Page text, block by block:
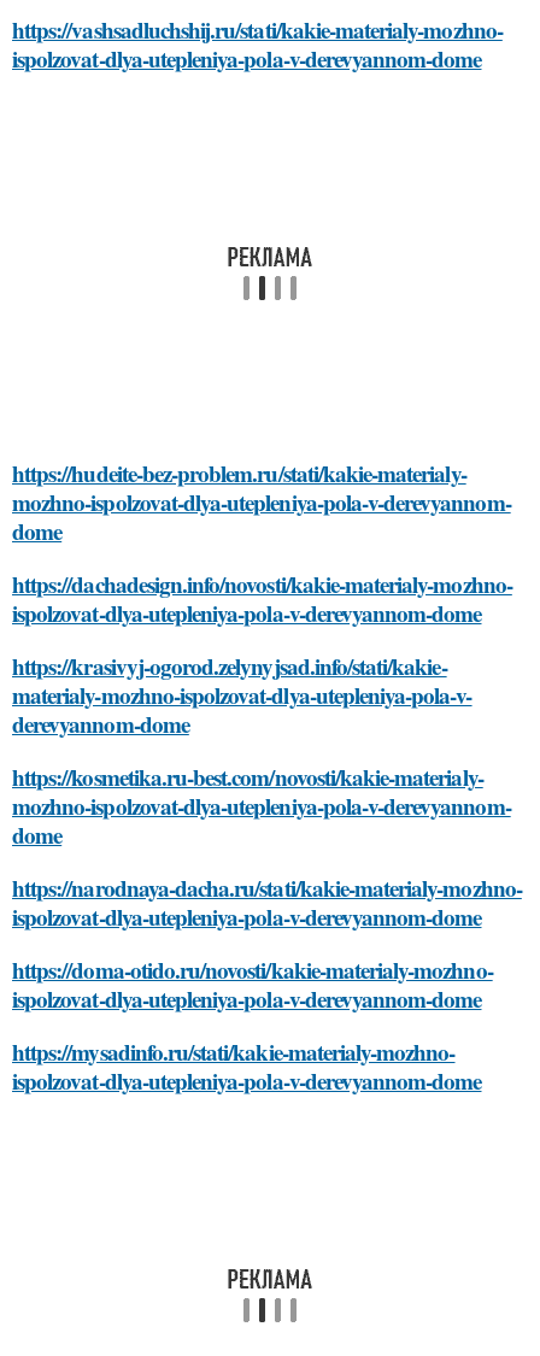
https://vashsadluchshij.ru/stati/kakie-materialy-mozhno-
ispolzovat-dlya-utepleniya-pola-v-derevyannom-dome
https://hudeite-bez-problem.ru/stati/kakie-materialy-
mozhno-ispolzovat-dlya-utepleniya-pola-v-derevyannom-
dome
https://dachadesign.info/novosti/kakie-materialy-mozhno-
ispolzovat-dlya-utepleniya-pola-v-derevyannom-dome
https://krasivyj-ogorod.zelynyjsad.info/stati/kakie-
materialy-mozhno-ispolzovat-dlya-utepleniya-pola-v-
derevyannom-dome
https://kosmetika.ru-best.com/novosti/kakie-materialy-
mozhno-ispolzovat-dlya-utepleniya-pola-v-derevyannom-
dome
https://narodnaya-dacha.ru/stati/kakie-materialy-mozhno-
ispolzovat-dlya-utepleniya-pola-v-derevyannom-dome
https://doma-otido.ru/novosti/kakie-materialy-mozhno-
ispolzovat-dlya-utepleniya-pola-v-derevyannom-dome
https://mysadinfo.ru/stati/kakie-materialy-mozhno-
ispolzovat-dlya-utepleniya-pola-v-derevyannom-dome